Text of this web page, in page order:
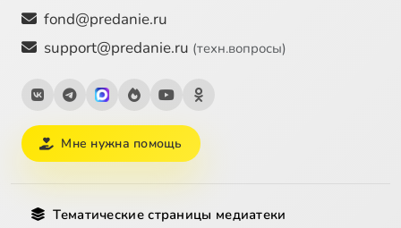
fond@predanie.ru
support@predanie.ru (техн.вопросы)
Мне нужна помощь
Тематические страницы медиатеки